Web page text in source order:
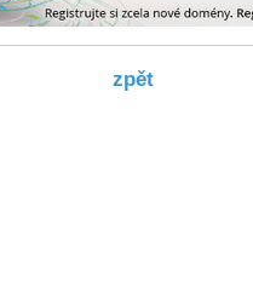
zpět